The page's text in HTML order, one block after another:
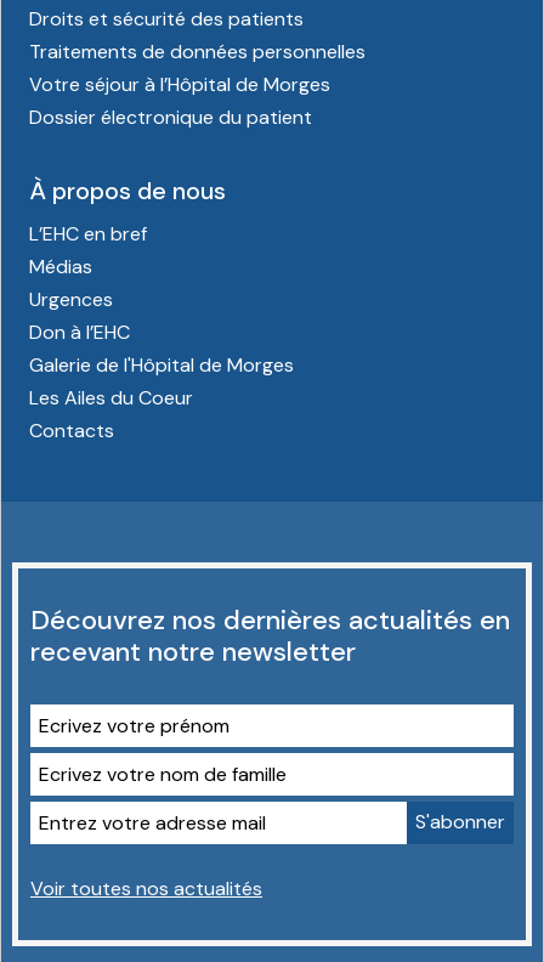
Droits et sécurité des patients
Traitements de données personnelles
Votre séjour à l’Hôpital de Morges
Dossier électronique du patient
À propos de nous
L’EHC en bref
Médias
Urgences
Don à l’EHC
Galerie de l'Hôpital de Morges
Les Ailes du Coeur
Contacts
Découvrez nos dernières actualités en
recevant notre newsletter
Voir toutes nos actualités